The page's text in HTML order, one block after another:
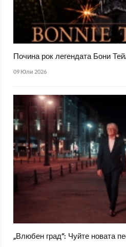
Почина рок легендата Бони
09 Юли 2026
„Влюбен град“: Чуйте новата